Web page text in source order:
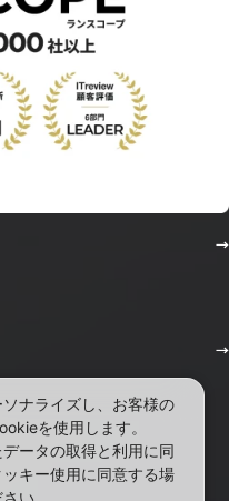
ナライズし、お客様の
を使用します。
ータの取得と利用に同
キー使用に同意する場
い。